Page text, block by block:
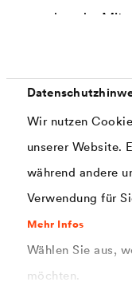
Wir nutzen
unserer Website.
während andere
Verwendung für
Mehr Infos
Wählen Sie aus,
möchten.
und an der
Mindestens
Gute Noten in
und Englisch
Benefits: